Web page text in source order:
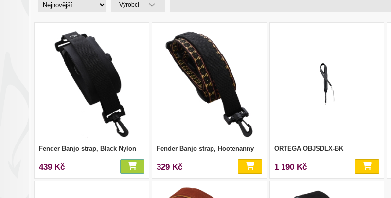
Výrobci
Fender Banjo strap, Black Nylon
439 Kč
Fender Banjo strap, Hootenanny
329 Kč
ORTEGA OBJSDLX-BK
1 190 Kč